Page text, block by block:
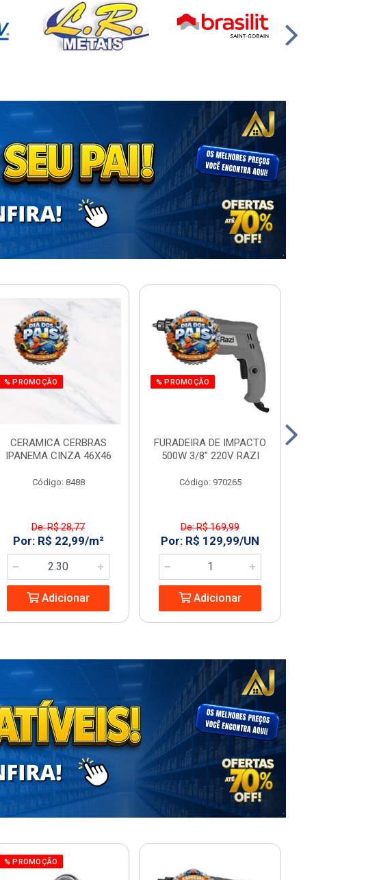
% PROMOÇÃO
CERAMICA CERBRAS
IPANEMA CINZA 46X46
Código: 8488
De: R$ 28,77
Por: R$ 22,99/m²
Adicionar
% PROMOÇÃO
FURADEIRA DE IMPACTO
500W 3/8” 220V RAZI
Código: 970265
De: R$ 169,99
Por: R$ 129,99/UN
Adicionar
% PROMOÇÃO